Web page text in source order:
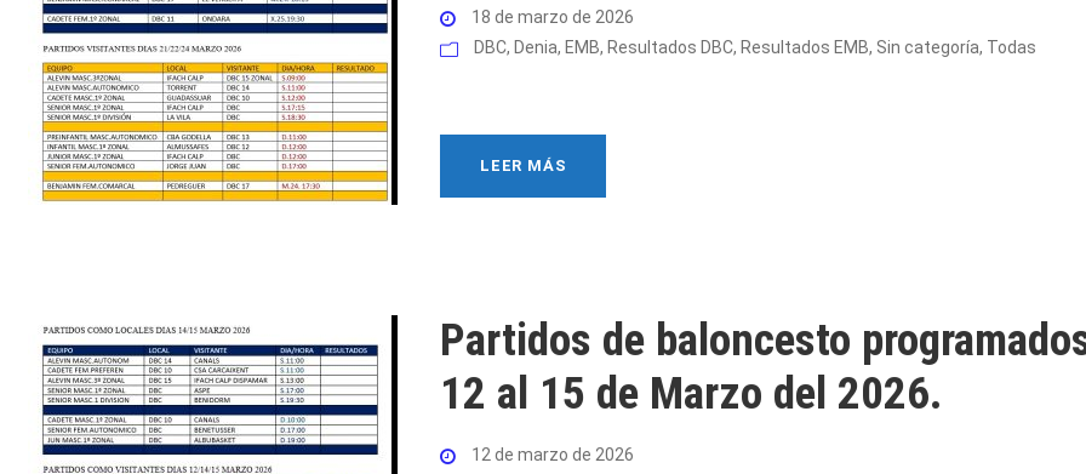
18 de marzo de 2026
DBC, Denia, EMB, Resultados DBC, Resultados EMB, Sin categoría, Todas
LEER MÁS
Partidos de baloncesto
12 al 15 de Marzo del 2026.
12 de marzo de 2026